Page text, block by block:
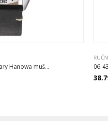
Hanowa muš... 06-